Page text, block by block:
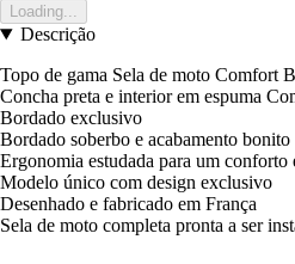
Loading...
Descrição
Topo de gama Sela de moto Comfort
Concha preta e interior em espuma
Bordado exclusivo
Bordado soberbo e acabamento bonito
Ergonomia estudada para um
Modelo único com design exclusivo
Desenhado e fabricado em França
Sela de moto completa pronta a ser